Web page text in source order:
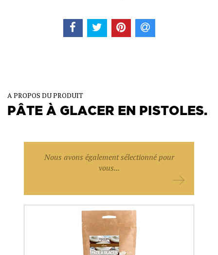
A PROPOS DU PRODUIT
PÂTE À GLACER EN PISTOLES.
Nous avons également sélectionné pour
vous...